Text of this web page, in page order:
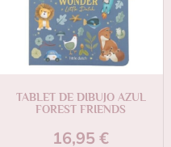
TABLET DE DIBUJO AZUL
FOREST FRIENDS
16,95 €